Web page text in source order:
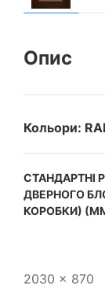
Опис
Кольори:
CТАНДАРТНІ
ДВЕРНОГО
КОРОБКИ)
2030 x 870